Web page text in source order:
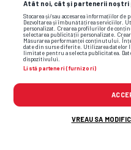
Atât noi, cât și partenerii noștri
Stocarea și/sau accesarea informațiilor
Dezvoltarea și îmbunătățirea serviciilor.
personalizat. Crearea profilurilor de
selectarea publicității personalizate.
Măsurarea performanței conținutului.
date din surse diferite. Utilizarea
limitate pentru a selecta publicitatea.
dispozitivului.
Listă parteneri (furnizori)
VREAU SA